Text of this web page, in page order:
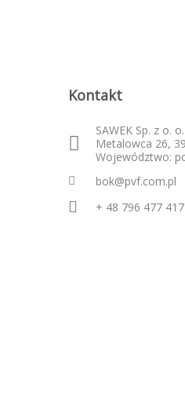
Kontakt
SAWEK Sp. z o. o.
Metalowca 26,
Województwo:
bok@pvf.com.pl
+ 48 796 477 417